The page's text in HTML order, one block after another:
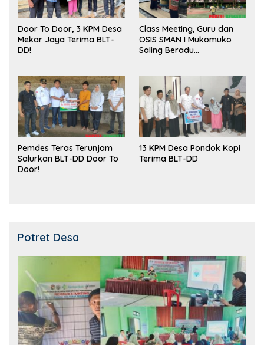
Door To Door, 3 KPM Desa
Mekar Jaya Terima BLT-
DD!
Class Meeting, Guru dan
OSIS SMAN I Mukomuko
Saling Beradu
Pemdes Teras Terunjam
Salurkan BLT-DD Door To
Door!
13 KPM Desa Pondok Kopi
Terima BLT-DD
Potret Desa